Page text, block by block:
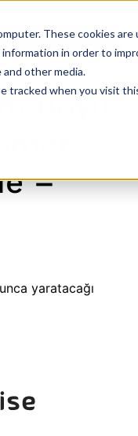
These cookies
in order to
other media.
tracked when you visit
Boyu
–
yaratacağı